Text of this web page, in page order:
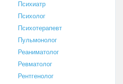
Психиатр
Психолог
Психотерапевт
Пульмонолог
Реаниматолог
Ревматолог
Рентгенолог